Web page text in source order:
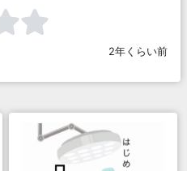
2年くらい前